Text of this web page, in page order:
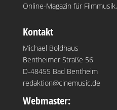
Online-Magazin für
Kontakt
Michael Boldhaus
Bentheimer Straße 56
D-48455 Bad Bentheim
redaktion@cinemusic.de
Webmaster: